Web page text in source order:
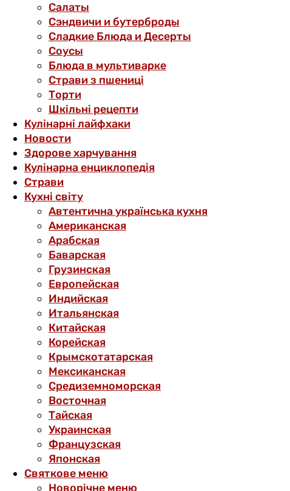
Салаты
Сэндвичи и бутерброды
Сладкие Блюда и Десерты
Соусы
Блюда в мультиварке
Страви з пшениці
Торти
Шкільні рецепти
Кулінарні лайфхаки
Новости
Здорове харчування
Кулінарна енциклопедія
Страви
Кухні світу
Автентична українська кухня
Американская
Арабская
Баварская
Грузинская
Европейская
Индийская
Итальянская
Китайская
Корейская
Крымскотатарская
Мексиканская
Средиземноморская
Восточная
Тайская
Украинская
Французская
Японская
Святкове меню
Новорічне меню